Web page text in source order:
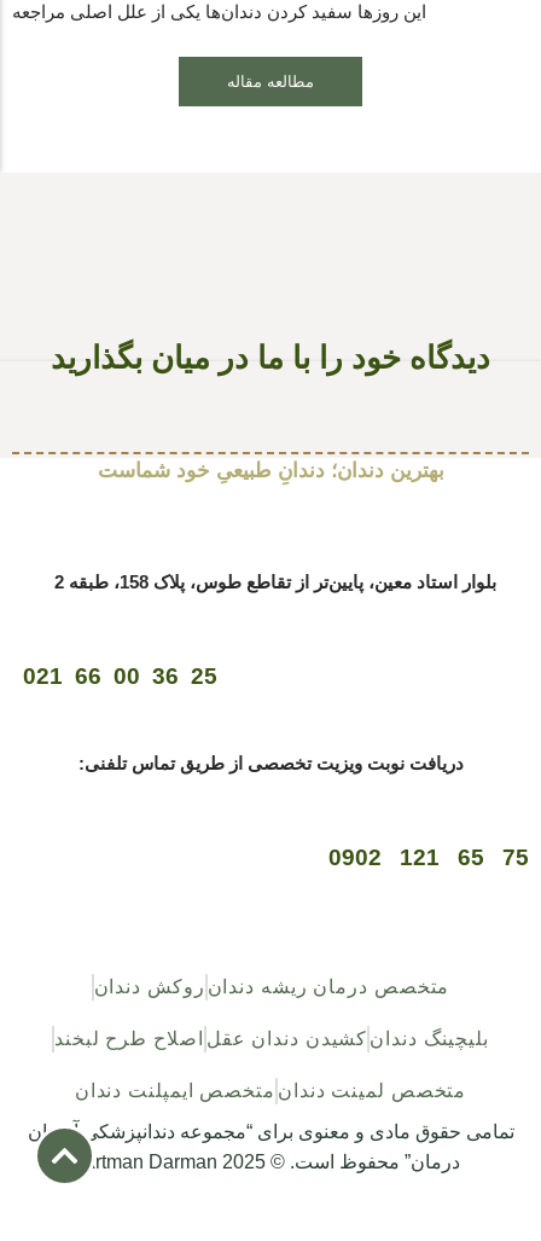
این روزها سفید کردن دندان‌ها یکی از علل اصلی مراجعه
مطالعه مقاله
دیدگاه خود را با ما در میان بگذارید
بلوار استاد معین، پایین‌تر از تقاطع طوس، پلاک 158، طبقه 2
25 36 00 66 021
بهترین دندان؛ دندانِ طبیعیِ خود شماست
دریافت نوبت ویزیت تخصصی از طریق تماس تلفنی:
75 65 121 0902
متخصص درمان ریشه دندان روکش دندان
بلیچینگ دندان کشیدن دندان عقل اصلاح طرح لبخند
متخصص لمینت دندان متخصص ایمپلنت دندان
تمامی حقوق مادی و معنوی برای “مجموعه دندانپزشکی آرتمان
درمان” محفوظ است. © 2025 Artman Darman